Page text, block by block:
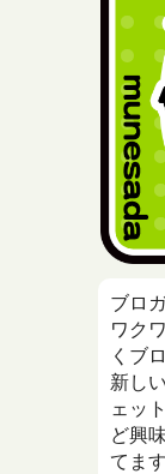
ブロ
ワク
くブ
新し
ェッ
ど興
てます